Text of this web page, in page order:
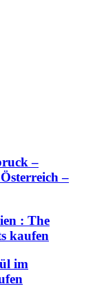
–
–
: The
kaufen
im